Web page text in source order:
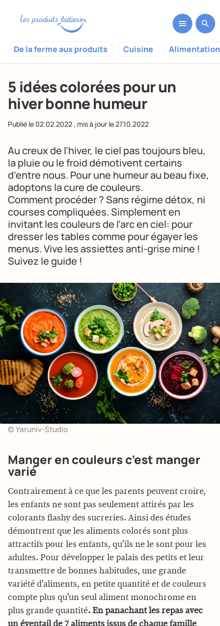
De la ferme aux produits Cuisine
5 idées colorées pour un
hiver bonne humeur
Publié le 02.02.2022, mis à jour le27.10.2022
Au creux de l’hiver, le ciel pas toujours bleu,
la pluie ou le froid démotivent certains
d’entre nous. Pour une humeur au beau fixe,
adoptons la cure de couleurs.
Comment procéder ? Sans régime détox, ni
courses compliquées. Simplement en
invitant les couleurs de l’arc en ciel: pour
dresser les tables comme pour égayer les
menus. Vive les assiettes anti-grise mine !
Suivez le guide !
© Yaruniv-Studio
Manger en couleurs c’est manger
varié
Contrairement à ce que les parents peuvent croire,
les enfants ne sont pas seulement attirés par les
colorants flashy des sucreries. Ainsi des études
démontrent que les aliments colorés sont plus
attractifs pour les enfants, qu’ils ne le sont pour les
adultes. Pour développer le palais des petits et leur
transmettre de bonnes habitudes, une grande
variété d’aliments, en petite quantité et de couleurs
compte plus qu’un seul aliment monochrome en
plus grande quantité. En panachant les repas avec
un éventail de 7 aliments issus de chaque famille